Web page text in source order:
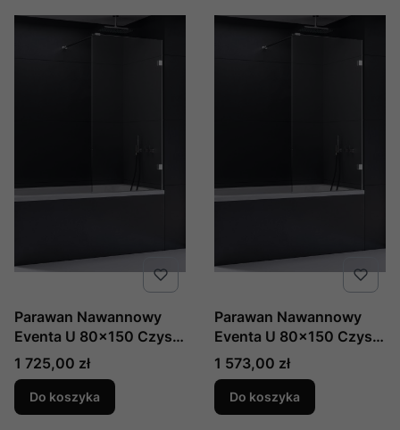
Parawan Nawannowy
Eventa U 80x150 Czyste
8mm Active Shield 2.0
Wsp. Prostopadły,
Producent: New Trendy,
Numer Kat: Exk-0254-
Cena
1 725,00 zł
Do koszyka
Parawan Nawannowy
Eventa U 80x150 Czyste
8mm Active Shield 2.0 ,
Producent: New Trendy,
Numer Kat: Exk-0254
Cena
1 573,00 zł
Do koszyka